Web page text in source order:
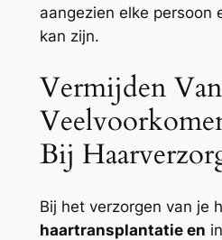
aangezien elke persoon
kan zijn.
Vermijden Van
Bij
Bij het verzorgen van je
haartransplantatie en